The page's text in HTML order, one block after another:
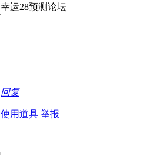
幸运28预测论坛
回复
使用道具 举报